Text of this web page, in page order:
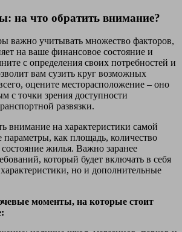
на что обратить внимание?
важно учитывать множество факторов,
на ваше финансовое состояние и
с определения своих потребностей и
вам сузить круг возможных
оцените месторасположение – оно
с точки зрения доступности
развязки.
внимание на характеристики самой
параметры, как площадь, количество
жилья. Важно заранее
который будет включать в себя
но и дополнительные
моменты, на которые стоит